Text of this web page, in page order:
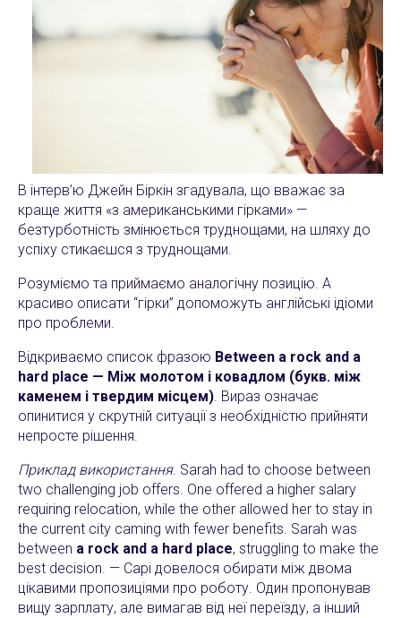
В інтерв’ю Джейн Біркін згадувала, що вважає за
краще життя «з американськими гірками» —
безтурботність змінюється труднощами, на шляху до
успіху стикаєшся з труднощами.
Розуміємо та приймаємо аналогічну позицію. А
красиво описати “гірки” допоможуть англійські ідіоми
про проблеми.
Відкриваємо список фразою Between a rock and a
hard place — Між молотом і ковадлом (букв. між
каменем і твердим місцем). Вираз означає
опинитися у скрутній ситуації з необхідністю прийняти
непросте рішення.
Приклад використання. Sarah had to choose between
two challenging job offers. One offered a higher salary
requiring relocation, while the other allowed her to stay in
the current city caming with fewer benefits. Sarah was
between a rock and a hard place, struggling to make the
best decision. — Сарі довелося обирати між двома
цікавими пропозиціями про роботу. Один пропонував
вищу зарплату, але вимагав від неї переїзду, а інший